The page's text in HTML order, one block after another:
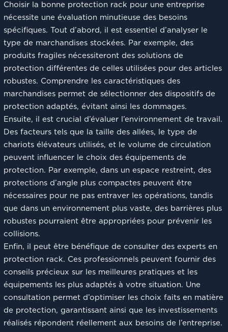
Choisir la bonne protection rack pour une entreprise
nécessite une évaluation minutieuse des besoins
spécifiques. Tout d’abord, il est essentiel d’analyser le
type de marchandises stockées. Par exemple, des
produits fragiles nécessiteront des solutions de
protection différentes de celles utilisées pour des articles
robustes. Comprendre les caractéristiques des
marchandises permet de sélectionner des dispositifs de
protection adaptés, évitant ainsi les dommages.
Ensuite, il est crucial d’évaluer l’environnement de travail.
Des facteurs tels que la taille des allées, le type de
chariots élévateurs utilisés, et le volume de circulation
peuvent influencer le choix des équipements de
protection. Par exemple, dans un espace restreint, des
protections d’angle plus compactes peuvent être
nécessaires pour ne pas entraver les opérations, tandis
que dans un environnement plus vaste, des barrières plus
robustes pourraient être appropriées pour prévenir les
collisions.
Enfin, il peut être bénéfique de consulter des experts en
protection rack. Ces professionnels peuvent fournir des
conseils précieux sur les meilleures pratiques et les
équipements les plus adaptés à votre situation. Une
consultation permet d’optimiser les choix faits en matière
de protection, garantissant ainsi que les investissements
réalisés répondent réellement aux besoins de l’entreprise.